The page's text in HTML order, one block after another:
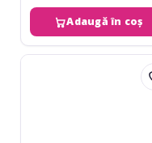
Adaugă în coș
EVE